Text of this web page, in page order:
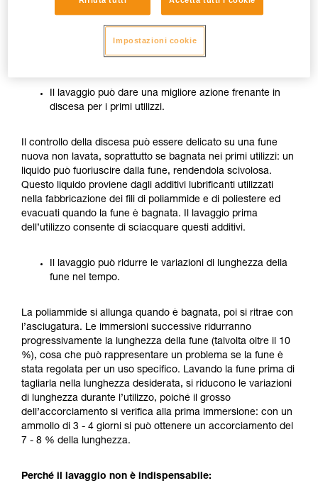
Il lavaggio prima dell’utilizzo può essere interessante, in
particolare per le funi che saranno spesso utilizzate
bagnate o sporche:
Il lavaggio può dare una migliore azione frenante in
discesa per i primi utilizzi.
Il controllo della discesa può essere delicato su una fune
nuova non lavata, soprattutto se bagnata nei primi utilizzi: un
liquido può fuoriuscire dalla fune, rendendola scivolosa.
Questo liquido proviene dagli additivi lubrificanti utilizzati
nella fabbricazione dei fili di poliammide e di poliestere ed
evacuati quando la fune è bagnata. Il lavaggio prima
dell’utilizzo consente di sciacquare questi additivi.
Il lavaggio può ridurre le variazioni di lunghezza della
fune nel tempo.
La poliammide si allunga quando è bagnata, poi si ritrae con
l’asciugatura. Le immersioni successive ridurranno
progressivamente la lunghezza della fune (talvolta oltre il 10
%), cosa che può rappresentare un problema se la fune è
stata regolata per un uso specifico. Lavando la fune prima di
tagliarla nella lunghezza desiderata, si riducono le variazioni
di lunghezza durante l’utilizzo, poiché il grosso
dell’accorciamento si verifica alla prima immersione: con un
ammollo di 3 - 4 giorni si può ottenere un accorciamento del
7 - 8 % della lunghezza.
Perché il lavaggio non è indispensabile:
Impostazioni cookie